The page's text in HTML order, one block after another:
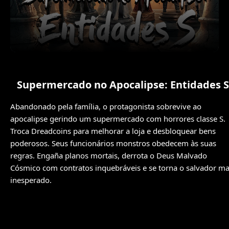
Supermercado no Apocalipse: Entidades S
Abandonado pela família, o protagonista sobrevive ao
apocalipse gerindo um supermercado com horrores classe S.
Troca Dreadcoins para melhorar a loja e desbloquear bens
poderosos. Seus funcionários monstros obedecem às suas
regras. Engaña planos mortais, derrota o Deus Malvado
Cósmico com contratos inquebráveis e se torna o salvador
inesperado.